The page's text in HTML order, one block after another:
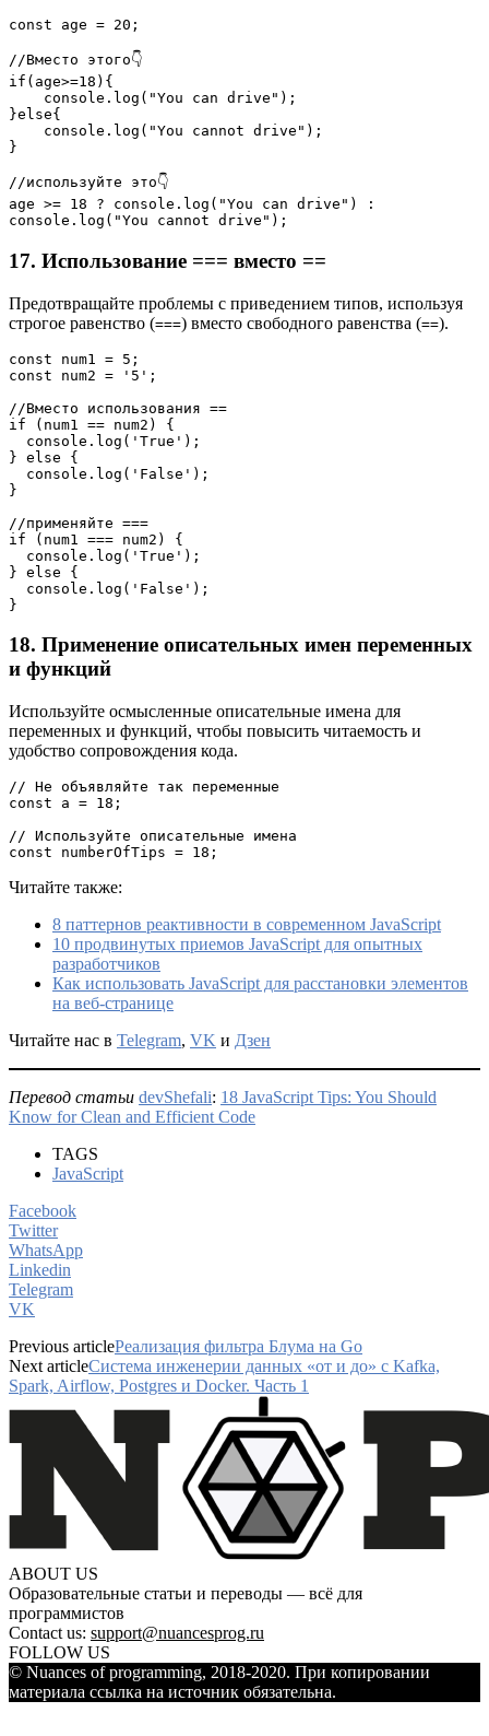
const age = 20;
//Вместо этого👇
if(age>=18){
    console.log("You can drive");
}else{
    console.log("You cannot drive");
}
//используйте это👇
age >= 18 ? console.log("You can drive") :
console.log("You cannot drive");
17. Использование === вместо ==
Предотвращайте проблемы с приведением типов, используя
строгое равенство (===) вместо свободного равенства (==).
const num1 = 5;
const num2 = '5';
//Вместо использования ==
if (num1 == num2) {
  console.log('True');
} else {
  console.log('False');
}
//применяйте ===
if (num1 === num2) {
  console.log('True');
} else {
  console.log('False');
}
18. Применение описательных имен переменных
и функций
Используйте осмысленные описательные имена для
переменных и функций, чтобы повысить читаемость и
удобство сопровождения кода.
// Не объявляйте так переменные
const a = 18;
// Используйте описательные имена
const numberOfTips = 18;
Читайте также:
8 паттернов реактивности в современном JavaScript
10 продвинутых приемов JavaScript для опытных
разработчиков
Как использовать JavaScript для расстановки элементов
на веб-странице
Читайте нас в Telegram, VK и Дзен
Перевод статьи devShefali: 18 JavaScript Tips: You Should
Know for Clean and Efficient Code
TAGS
JavaScript
Facebook
Twitter
WhatsApp
Linkedin
Telegram
VK
Previous articleРеализация фильтра Блума на Go
Next articleСистема инженерии данных «от и до» с Kafka,
Spark, Airflow, Postgres и Docker. Часть 1
ABOUT US
Образовательные статьи и переводы — всё для
программистов
Contact us: support@nuancesprog.ru
FOLLOW US
© Nuances of programming, 2018-2020. При копировании
материала ссылка на источник обязательна.